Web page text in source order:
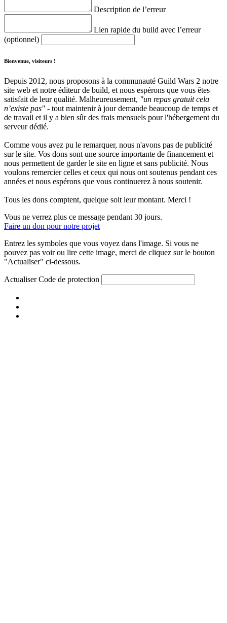
Description de l’erreur
Lien rapide du build avec l’erreur
(optionnel)
Bienvenue, visiteurs !
Depuis 2012, nous proposons à la communauté Guild Wars 2 notre
site web et notre éditeur de build, et nous espérons que vous êtes
satisfait de leur qualité. Malheureusement, "un repas gratuit cela
n’existe pas" - tout maintenir à jour demande beaucoup de temps et
de travail et il y a bien sûr des frais mensuels pour l'hébergement du
serveur dédié.
Comme vous avez pu le remarquer, nous n'avons pas de publicité
sur le site. Vos dons sont une source importante de financement et
nous permettent de garder le site en ligne et sans publicité. Nous
voulons remercier celles et ceux qui nous ont soutenus pendant ces
années et nous espérons que vous continuerez à nous soutenir.
Tous les dons comptent, quelque soit leur montant. Merci !
Vous ne verrez plus ce message pendant 30 jours.
Faire un don pour notre projet
Entrez les symboles que vous voyez dans l'image. Si vous ne
pouvez pas voir ou lire cette image, merci de cliquez sur le bouton
"Actualiser" ci-dessous.
Actualiser Code de protection